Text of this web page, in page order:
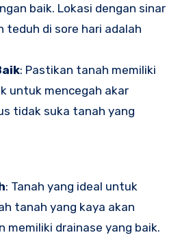
baik. Lokasi dengan sinar
teduh di sore hari adalah
: Pastikan tanah memiliki
untuk mencegah akar
tidak suka tanah yang
: Tanah yang ideal untuk
tanah yang kaya akan
memiliki drainase yang baik.